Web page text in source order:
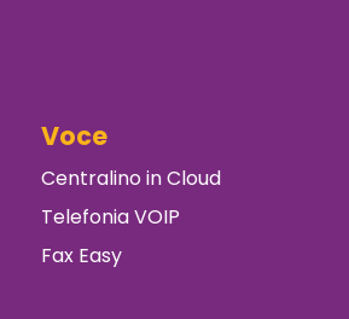
Voce
Centralino in Cloud
Telefonia VOIP
Fax Easy